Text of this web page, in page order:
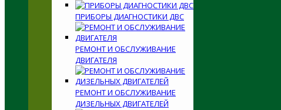
ПРИБОРЫ ДИАГНОСТИКИ ДВС
РЕМОНТ И ОБСЛУЖИВАНИЕ
ДВИГАТЕЛЯ
РЕМОНТ И ОБСЛУЖИВАНИЕ
ДИЗЕЛЬНЫХ ДВИГАТЕЛЕЙ